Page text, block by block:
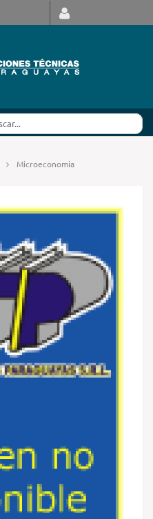
Microeconomia